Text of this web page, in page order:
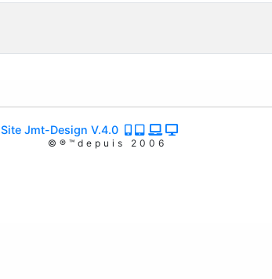
Site Jmt-Design V.4.0
©®™depuis 2006